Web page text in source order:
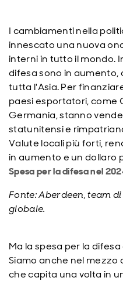
I cambiamenti nella
innescato una nuova
interni in tutto il mondo.
difesa sono in aumento,
tutta l'Asia. Per
paesi esportatori, come
Germania, stanno
statunitensi e
Valute locali più forti,
in aumento e un dollaro
Spesa per la difesa nel
Fonte: Aberdeen, team
globale.
Ma la spesa per la
Siamo anche nel
che capita una volta in